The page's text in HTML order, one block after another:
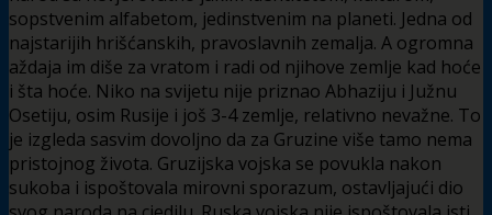
sopstvenim alfabetom, jedinstvenim na planeti. Jedna od
najstarijih hrišćanskih, pravoslavnih zemalja. A ogromna
aždaja im diše za vratom i radi od njihove zemlje kad hoće
i šta hoće. Niko na svijetu nije priznao Abhaziju i Južnu
Osetiju, osim Rusije i još 3-4 zemlje, relativno nevažne. To
je izgleda sasvim dovoljno da za Gruzine više tamo nema
pristojnog života. Gruzijska vojska se povukla nakon
sukoba i ispoštovala mirovni sporazum, ostavljajući dio